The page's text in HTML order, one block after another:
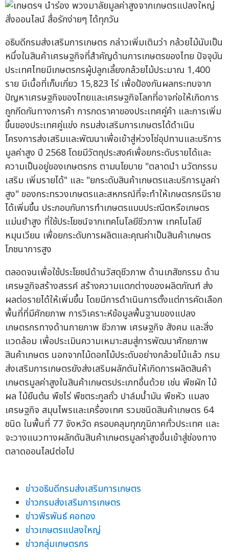
อธิบดีกรมส่งเสริมการเกษตร กล่าวเพิ่มเติมว่า กล้วยไม้นับเป็น
หนึ่งในสินค้าเศรษฐกิจที่สำคัญด้านการเกษตรของไทย ปัจจุบัน
ประเทศไทยมีเกษตรกรผู้ปลูกเลี้ยงกล้วยไม้ประมาณ 1,400
ราย มีเนื้อที่เก็บเกี่ยว 15,823 ไร่ เพื่อป้องกันผลกระทบจาก
ปัญหาเศรษฐกิจของไทยและเศรษฐกิจโลกที่อาจก่อให้เกิดการ
ถูกกีดกันทางการค้า การกดราคาของประเทศคู่ค้า และการเพิ่ม
ขึ้นของประเทศคู่แข่ง กรมส่งเสริมการเกษตรได้ดำเนิน
โครงการส่งเสริมและพัฒนาเพื่อเข้าสู่ห่วงโซ่อุปทานและบริการ
มูลค่าสูง ปี 2568 โดยมีวัตถุประสงค์เพื่อยกระดับรายได้และ
ความเป็นอยู่ของเกษตรกร ตามนโยบาย "ตลาดนำ นวัตกรรม
เสริม เพิ่มรายได้" และ "ยกระดับสินค้าเกษตรและบริการมูลค่า
สูง" ของกระทรวงเกษตรและสหกรณ์ที่จะทำให้เกษตรกรมีราย
ได้เพิ่มขึ้น ประกอบกับการทำเกษตรแบบประณีตหรือเกษตร
แม่นยำสูง ที่ใช้ประโยชน์จากเทคโนโลยีชีวภาพ เทคโนโลยี
หมุนเวียน เพื่อยกระดับการผลิตและคุณค่าเป็นสินค้าเกษตร
โภชนาการสูง
ตลอดจนเพื่อใช้ประโยชน์ด้านวัสดุชีวภาพ ด้านเภสัชกรรม ด้าน
เศรษฐกิจสร้างสรรค์ สร้างความแตกต่างของผลิตภัณฑ์ ส่ง
ผลต่อรายได้ให้เพิ่มขึ้น โดยมีการดำเนินการตั้งแต่การคัดเลือก
พื้นที่ที่มีศักยภาพ การวิเคราะห์ข้อมูลพื้นฐานของแปลง
เกษตรกรทางด้านกายภาพ ชีวภาพ เศรษฐกิจ สังคม และสิ่ง
แวดล้อม เพื่อประเมินความเหมาะสมสู่การพัฒนาศักยภาพ
สินค้าเกษตร นอกจากไม้ดอกไม้ประดับอย่างกล้วยไม้แล้ว กรม
ส่งเสริมการเกษตรยังส่งเสริมผลักดันให้เกิดการผลิตสินค้า
เกษตรมูลค่าสูงในสินค้าเกษตรประเภทอื่นด้วย เช่น พืชผัก ไม้
ผล ไม้ยืนต้น พืชไร่ พืชตระกูลถั่ว ปาล์มน้ำมัน พืชหัว แมลง
เศรษฐกิจ สมุนไพรและเครื่องเทศ รวมชนิดสินค้าเกษตร 64
ชนิด ในพื้นที่ 77 จังหวัด ครอบคลุมทุกภูมิภาคทั่วประเทศ และ
จะวางแนวทางผลักดันสินค้าเกษตรมูลค่าสูงอื่นเข้าสู่ช่องทาง
ตลาดออนไลน์ต่อไป
ข่าวอธิบดีกรมส่งเสริมการเกษตร
ข่าวกรมส่งเสริมการเกษตร
ข่าวพีรพันธ์ คอทอง
ข่าวเกษตรแปลงใหญ่
ข่าวกลุ่มเกษตรกร